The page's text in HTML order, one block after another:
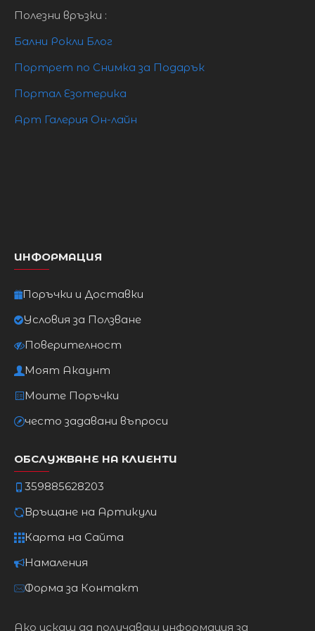
2XL 103cm
108cm
Полезни връзки :
Бални Рокли Блог
Портрет по Снимка за Подарък
Портал Езотерика
Арт Галерия Он-лайн
ИНФОРМАЦИЯ
Поръчки и Доставки
Условия за Ползване
Поверителност
Моят Акаунт
Моите Поръчки
често задавани въпроси
ОБСЛУЖВАНЕ НА КЛИЕНТИ
359885628203
Връщане на Артикули
Карта на Сайта
Намаления
Форма за Контакт
Ако искаш да получаваш информация за